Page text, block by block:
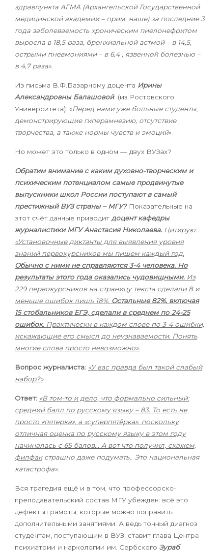
здравпункта АГМА (Архангельской Государственной
медицинской академии – прим. наше) за последние 3
года заболеваемость хроническим пиелонефритом
выросла в 18,5 раза, бронхиальной астмой – в 14,5,
острыми пневмониями – в 6,4 , язвенной болезнью –
в 4,7 раза».
Из письма В.Ф.Базарному доцента Ирины
Александровны Балашовой (из Ростовского
Университета): «Перед нами уже больные студенты,
демонстрирующие гиперамнезию, отсутствие
творчества, а также нормы чувств и эмоций».
Но может это только в одном — двух ВУЗах?
Обратим внимание с каким духовно-творческим и
психическим потенциалом самые продвинутые
выпускники школ России поступают в самый
престижный ВУЗ страны – МГУ? Показательные на
этот счёт данные приводит доцент кафедры
журналистики МГУ Анастасия Николаева. Цитирую:
«Установочные диктанты для выявления уровня
знаний первокурсников мы пишем каждый год.
Обычно с ними не справляются 3-4 человека. Но
результаты этого года оказались чудовищными. Из
229 первокурсников на страницу текста сделали 8 и
меньше ошибок лишь 18%. Остальные 82%, включая
15 стобальников ЕГЭ, сделали в среднем по 24-25
ошибок. Практически в каждом слове по 3-4 ошибки,
искажающие его смысл до неузнаваемости. Понять
многие слова просто невозможно».
Вопрос журналиста: «У вас правда был такой слабый
набор?»
Ответ: «В том-то и дело, что формально сильный:
средний балл по русскому языку – 83. То есть не
просто «пятерка», а «суперпятёрка», поскольку
отличная оценка по русскому языку в этом году
начиналась с 65 балов… А вот что получил, скажем,
филфакстрашно даже подумать.. Это национальная
катастрофа».
Вся трагедия ещё и в том, что профессорско-
преподавательский состав МГУ убежден: всё это
дефекты грамоты, которые можно поправить
дополнительными занятиями. А ведь точный диагноз
студентам, поступающим в ВУЗ, ставит глава Центра
психиатрии и наркологии им. Сербского Зураб